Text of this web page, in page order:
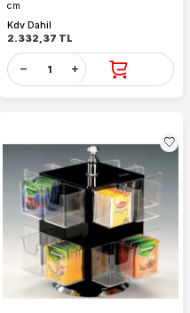
cm
Kdv Dahil
2.332,37 TL